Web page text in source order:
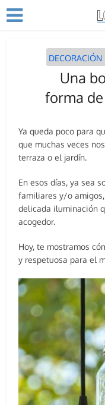
DECORACIÓN
Una
forma
Ya queda poco para
que muchas veces
terraza o el jardín.
En esos días, ya sea
familiares y/o
delicada iluminación
acogedor.
Hoy, te mostramos
y respetuosa para el